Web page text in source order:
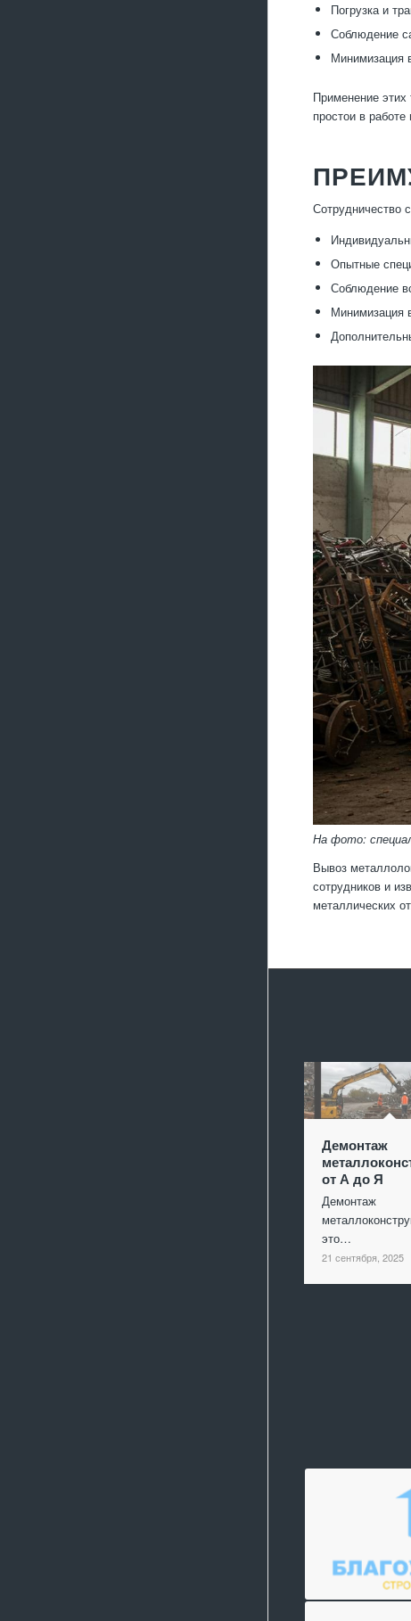
Погрузка и
Соблюдение
Минимизация
Применение
простои в работе
Сотрудничество
Опытные
Соблюдение
Минимизация
На фото:
Вывоз
сотрудников и
металлических
Демонтаж
от А до Я
Демонтаж
это…
21 сентября, 2025